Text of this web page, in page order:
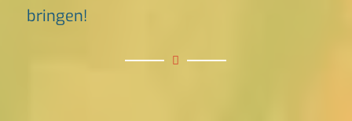
bringen!